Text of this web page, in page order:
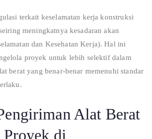
terkait keselamatan kerja konstruksi
meningkatnya kesadaran akan
dan Kesehatan Kerja). Hal ini
proyek untuk lebih selektif dalam
berat yang benar-benar memenuhi standar
Alat Berat
di